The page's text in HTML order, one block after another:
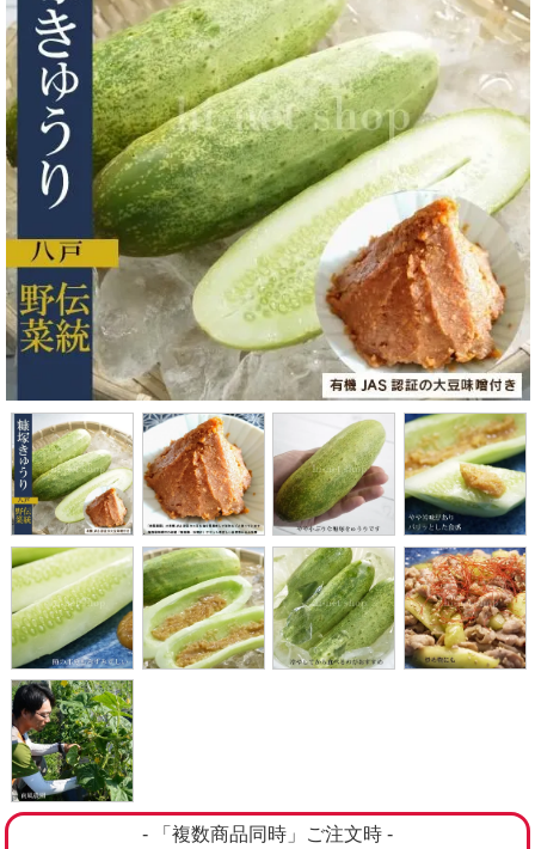
- 「複数商品同時」ご注文時 -